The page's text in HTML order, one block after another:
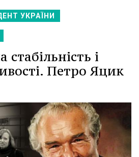
УКРАЇНИ
і
Петро Яцик